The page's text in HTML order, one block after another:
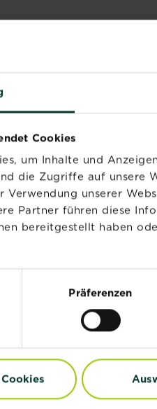
Cookies
um Inhalte und
die Zugriffe auf unsere
Verwendung unserer
Partner führen diese
bereitgestellt haben
Präferenzen
mit Langzeitwirkung
SUBSTRAL ®Langzeit
Depotdünger für
SUBSTRAL®